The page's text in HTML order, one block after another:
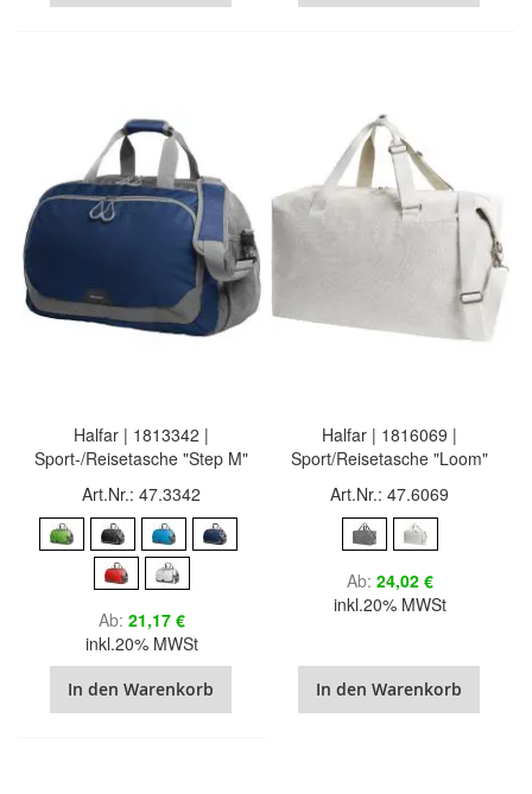
Halfar | 1813342 |
Sport-/Reisetasche "Step M"
Art.Nr.: 47.3342
Ab 21,17 €
inkl.20% MWSt
In den Warenkorb
Halfar | 1816069 |
Sport/Reisetasche "Loom"
Art.Nr.: 47.6069
Ab 24,02 €
inkl.20% MWSt
In den Warenkorb